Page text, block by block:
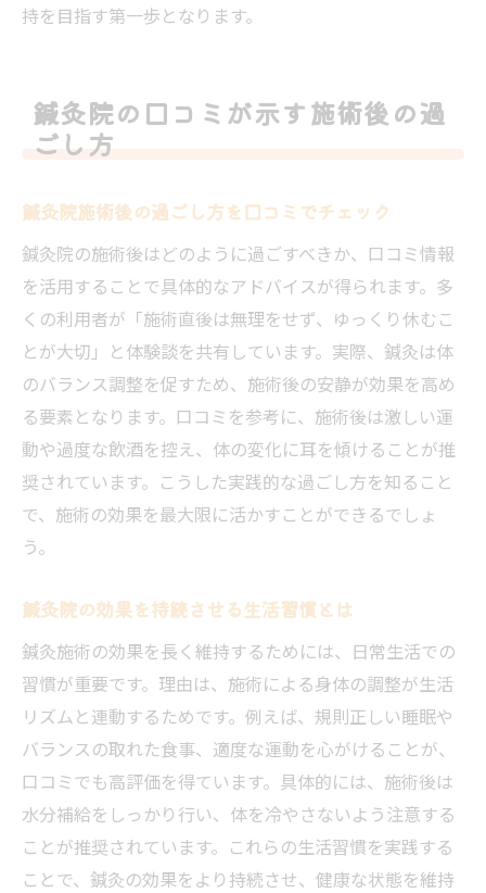
持を目指す第一歩となります。
鍼灸院の口コミが示す施術後の過
ごし方
鍼灸院施術後の過ごし方を口コミでチェック
鍼灸院の施術後はどのように過ごすべきか、口コミ情報
を活用することで具体的なアドバイスが得られます。多
くの利用者が「施術直後は無理をせず、ゆっくり休むこ
とが大切」と体験談を共有しています。実際、鍼灸は体
のバランス調整を促すため、施術後の安静が効果を高め
る要素となります。口コミを参考に、施術後は激しい運
動や過度な飲酒を控え、体の変化に耳を傾けることが推
奨されています。こうした実践的な過ごし方を知ること
で、施術の効果を最大限に活かすことができるでしょ
う。
鍼灸院の効果を持続させる生活習慣とは
鍼灸施術の効果を長く維持するためには、日常生活での
習慣が重要です。理由は、施術による身体の調整が生活
リズムと連動するためです。例えば、規則正しい睡眠や
バランスの取れた食事、適度な運動を心がけることが、
口コミでも高評価を得ています。具体的には、施術後は
水分補給をしっかり行い、体を冷やさないよう注意する
ことが推奨されています。これらの生活習慣を実践する
ことで、鍼灸の効果をより持続させ、健康な状態を維持